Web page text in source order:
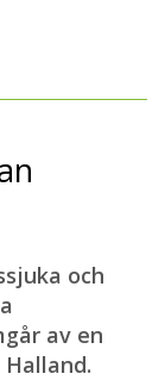
och
av en